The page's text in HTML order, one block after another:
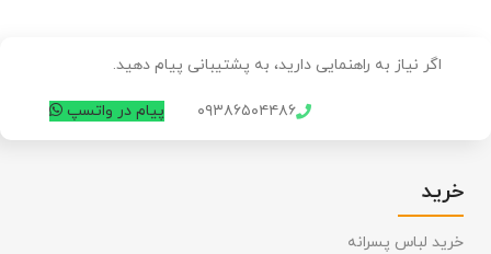
اگر نیاز به راهنمایی دارید، به پشتیبانی پیام دهید.
۰۹۳۸۶۵۰۴۴۸۶ پیام در واتسپ
خرید
خرید لباس پسرانه